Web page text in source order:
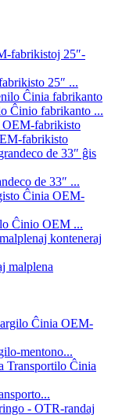
25″ ...
Ĉinio fabrikanto ...
fabrikisto
de 33″ ...
Ĉinio OEM ...
malplena
mentono...